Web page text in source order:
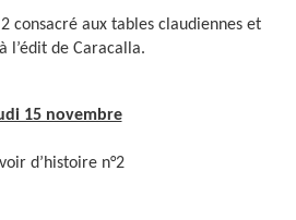
consacré aux tables claudiennes et
l’édit de Caracalla.
15 novembre
d’histoire n°2